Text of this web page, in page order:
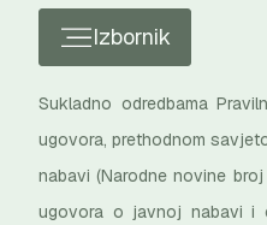
Izbornik
Sukladno odredbama
ugovora, prethodnom
nabavi (Narodne novine
ugovora o javnoj nabavi i